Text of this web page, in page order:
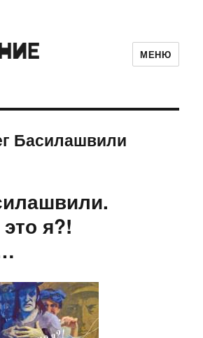
МЕНЮ
Басилашвили
я?!